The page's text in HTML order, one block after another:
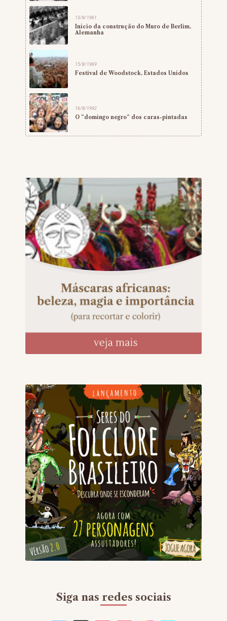
13/8/1961
Início da construção do Muro de Berlim,
Alemanha
15/8/1969
Festival de Woodstock, Estados Unidos
16/8/1992
O “domingo negro” dos caras-pintadas
Siga nas redes sociais